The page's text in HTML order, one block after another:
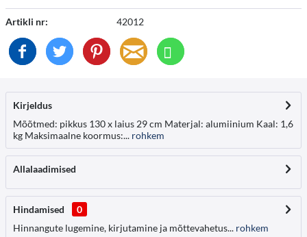
Artikli nr: 42012
Kirjeldus
Mõõtmed: pikkus 130 x laius 29 cm Materjal: alumiinium Kaal: 1,6
kg Maksimaalne koormus:... rohkem
Allalaadimised
Hindamised
0
Hinnangute lugemine, kirjutamine ja mõttevahetus... rohkem